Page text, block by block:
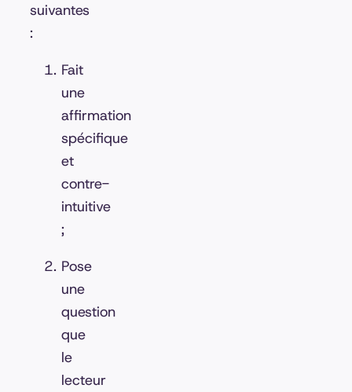
suivantes
:
Fait
une
affirmation
spécifique
et
contre-
intuitive
;
Pose
une
question
que
le
lecteur